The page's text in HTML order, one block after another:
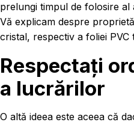
prelungi timpul de folosire al
Vă explicam despre
cristal, respectiv a foliei PVC
Respectați
a lucrărilor
O altă ideea este aceea că